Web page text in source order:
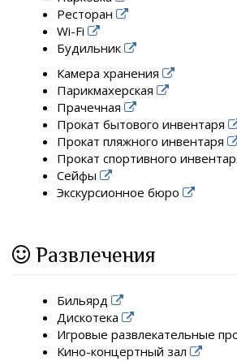
Ресторан
Wi-Fi
Будильник
Камера хранения
Парикмахерская
Прачечная
Прокат бытового инвентаря
Прокат пляжного инвентаря
Прокат спортивного
Сейфы
Экскурсионное бюро
Развлечения
Бильярд
Дискотека
Игровые развлекательные
Кино-концертный зал